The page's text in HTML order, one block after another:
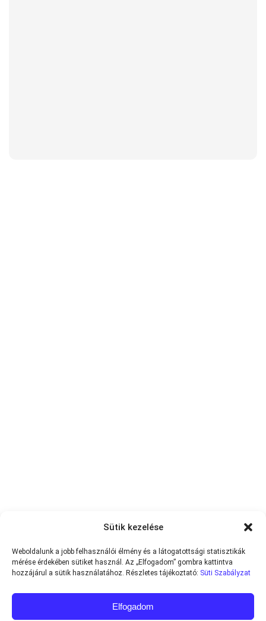
Sütik kezelése
Weboldalunk a jobb felhasználói élmény és a látogatottsági statisztikák
mérése érdekében sütiket használ. Az „Elfogadom” gombra kattintva
hozzájárul a sütik használatához. Részletes tájékoztató: Süti Szabályzat
Elfogadom